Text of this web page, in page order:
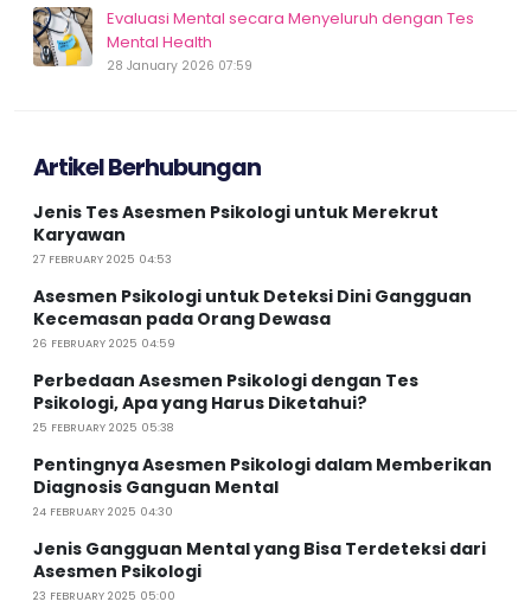
Evaluasi Mental secara Menyeluruh dengan Tes
Mental Health
28 January 2026 07:59
Artikel Berhubungan
Jenis Tes Asesmen Psikologi untuk Merekrut
Karyawan
27 FEBRUARY 2025 04:53
Asesmen Psikologi untuk Deteksi Dini Gangguan
Kecemasan pada Orang Dewasa
26 FEBRUARY 2025 04:59
Perbedaan Asesmen Psikologi dengan Tes
Psikologi, Apa yang Harus Diketahui?
25 FEBRUARY 2025 05:38
Pentingnya Asesmen Psikologi dalam Memberikan
Diagnosis Ganguan Mental
24 FEBRUARY 2025 04:30
Jenis Gangguan Mental yang Bisa Terdeteksi dari
Asesmen Psikologi
23 FEBRUARY 2025 05:00